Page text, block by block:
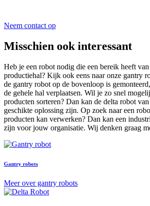
Neem contact op
Misschien ook interessant
Heb je een robot nodig die een bereik heeft
productiehal? Kijk ook eens naar onze gantry
de gantry robot op de bovenloop is
de gehele hal verplaatsen. Wil je zo snel
producten sorteren? Dan kan de delta robot
geschikte oplossing zijn. Op zoek naar een
producten kan verwerken? Dan kan een
zijn voor jouw organisatie. Wij denken graag
Gantry robots
Meer over gantry robots